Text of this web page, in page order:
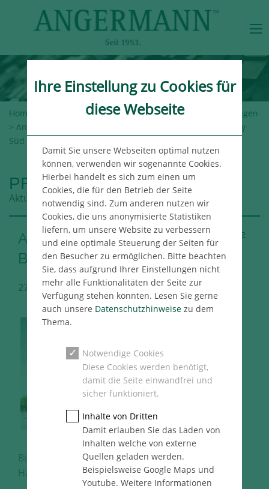
Home Angermann-Gruppe >Newsroom> Pressemeldungen
> Angermann vermittelt ca. 2.740 m² Bürofläche in der City
Süd
PRESSEMELDUNGEN
Aktuelle Meldungen aus der Angermann Gruppe
Angermann vermittelt ca. 2.740 m²
Bürofläche in der City Süd
27.10.2021 Hamburg Immo Pressemeldung
Bürogebäudein der Amsinckstraße 63-71 in der
Hamburger City Süd
Ihre Einstellung zu Cookies für
diese Webseite
Damit Sie unsere Webseiten optimal nutzen
können, verwenden wir sogenannte Cookies.
Hierbei handelt es sich zum einen um
Cookies, die für den Betrieb der Seite
notwendig sind. Zum anderen nutzen wir
Cookies, die uns anonymisierte Statistiken
liefern, um unsere Website zu verbessern
und eine optimale Steuerung der Seiten für
den Besucher zu ermöglichen. Bitte beachten
Sie, dass aufgrund Ihrer Einstellungen nicht
mehr alle Funktionalitäten der Seite zur
Verfügung stehen könnten. Lesen Sie gerne
auch unsere Datenschutzhinweisezu dem
Thema.
Notwendige Cookies
Diese Cookies werden benötigt,
damit die Seite einwandfrei und
sicher funktioniert.
Inhalte von Dritten
Damit erlauben Sie das Laden von
Inhalten welche von externe
Quellen geladen werden.
Beispielsweise Google Maps und
Youtube. Weitere Informationen